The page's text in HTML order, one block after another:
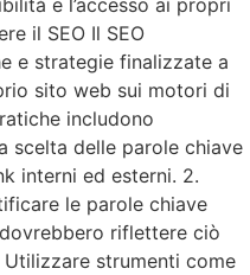
e l’accesso ai propri
il SEO Il SEO
e strategie finalizzate a
sito web sui motori di
includono
scelta delle parole chiave
interni ed esterni. 2.
le parole chiave
riflettere ciò
strumenti come